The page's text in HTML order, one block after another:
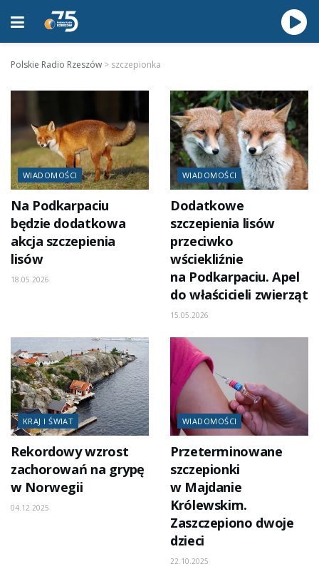
Polskie Radio Rzeszów > szczepionka
WIADOMOŚCI
Na Podkarpaciu
będzie dodatkowa
akcja szczepienia
lisów
18.05.2026
WIADOMOŚCI
Dodatkowe
szczepienia lisów
przeciwko
wściekliźnie
na Podkarpaciu. Apel
do właścicieli zwierząt
15.05.2026
KRAJ I ŚWIAT
Rekordowy wzrost
zachorowań na grypę
w Norwegii
04.12.2025
WIADOMOŚCI
Przeterminowane
szczepionki
w Majdanie
Królewskim.
Zaszczepiono dwoje
dzieci
22.10.2025